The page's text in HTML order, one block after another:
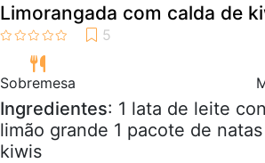
Limorangada com calda de
Sobremesa
Ingredientes: 1 lata de leite
limão grande 1 pacote de
kiwis